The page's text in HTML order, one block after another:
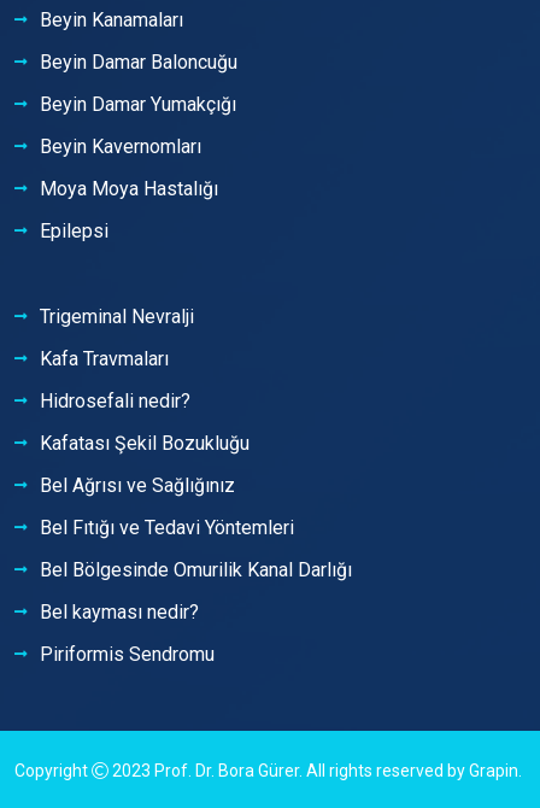
Beyin Kanamaları
Beyin Damar Baloncuğu
Beyin Damar Yumakçığı
Beyin Kavernomları
Moya Moya Hastalığı
Epilepsi
Trigeminal Nevralji
Kafa Travmaları
Hidrosefali nedir?
Kafatası Şekil Bozukluğu
Bel Ağrısı ve Sağlığınız
Bel Fıtığı ve Tedavi Yöntemleri
Bel Bölgesinde Omurilik Kanal Darlığı
Bel kayması nedir?
Piriformis Sendromu
Copyright 2023 Prof. Dr. Bora Gürer. All rights reserved byGrapin